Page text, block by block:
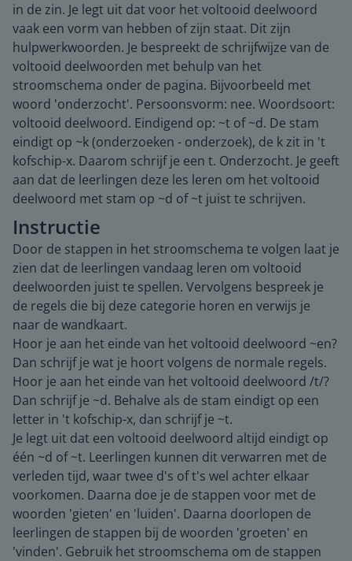
in de zin. Je legt uit dat voor het voltooid deelwoord
vaak een vorm van hebben of zijn staat. Dit zijn
hulpwerkwoorden. Je bespreekt de schrijfwijze van de
voltooid deelwoorden met behulp van het
stroomschema onder de pagina. Bijvoorbeeld met
woord 'onderzocht'. Persoonsvorm: nee. Woordsoort:
voltooid deelwoord. Eindigend op: ~t of ~d. De stam
eindigt op ~k (onderzoeken - onderzoek), de k zit in 't
kofschip-x. Daarom schrijf je een t. Onderzocht. Je geeft
aan dat de leerlingen deze les leren om het voltooid
deelwoord met stam op ~d of ~t juist te schrijven.
Instructie
Door de stappen in het stroomschema te volgen laat je
zien dat de leerlingen vandaag leren om voltooid
deelwoorden juist te spellen. Vervolgens bespreek je
de regels die bij deze categorie horen en verwijs je
naar de wandkaart.
Hoor je aan het einde van het voltooid deelwoord ~en?
Dan schrijf je wat je hoort volgens de normale regels.
Hoor je aan het einde van het voltooid deelwoord /t/?
Dan schrijf je ~d. Behalve als de stam eindigt op een
letter in 't kofschip-x, dan schrijf je ~t.
Je legt uit dat een voltooid deelwoord altijd eindigt op
één ~d of ~t. Leerlingen kunnen dit verwarren met de
verleden tijd, waar twee d's of t's wel achter elkaar
voorkomen. Daarna doe je de stappen voor met de
woorden 'gieten' en 'luiden'. Daarna doorlopen de
leerlingen de stappen bij de woorden 'groeten' en
'vinden'. Gebruik het stroomschema om de stappen